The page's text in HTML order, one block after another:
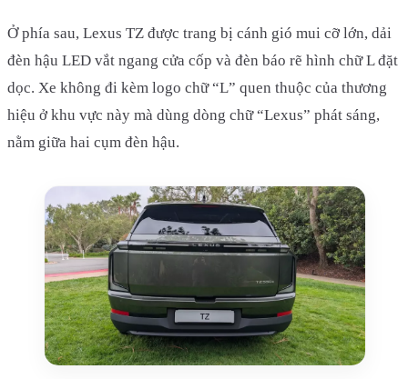
Ở phía sau, Lexus TZ được trang bị cánh gió mui cỡ lớn, dải
đèn hậu LED vắt ngang cửa cốp và đèn báo rẽ hình chữ L đặt
dọc. Xe không đi kèm logo chữ “L” quen thuộc của thương
hiệu ở khu vực này mà dùng dòng chữ “Lexus” phát sáng,
nằm giữa hai cụm đèn hậu.